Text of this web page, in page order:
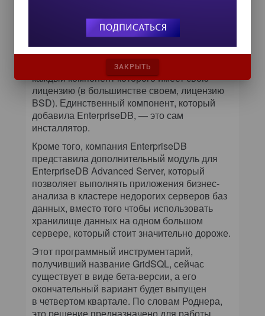
и, по-видимому, так будет и впредь», —
EnterpriseDB Postgres — это полностью
свободно распространяемое решение,
каждый компонент которого имеет свою
лицензию (в большинстве своем, лицензию
BSD). Единственный компонент, который
добавила EnterpriseDB, — это сам
инсталлятор.
Кроме того, компания EnterpriseDB
представила дополнительный модуль для
EnterpriseDB Advanced Server, который
позволяет выполнять приложения бизнес-
анализа в кластере недорогих серверов баз
данных, вместо того чтобы использовать
хранилище данных на одном большом
сервере, который стоит значительно дороже.
Этот программный инструментарий,
получивший название GridSQL, сейчас
существует в виде бета-версии, а его
окончательный вариант будет выпущен
в четвертом квартале. По словам Роднера,
ЗАКРЫТЬ